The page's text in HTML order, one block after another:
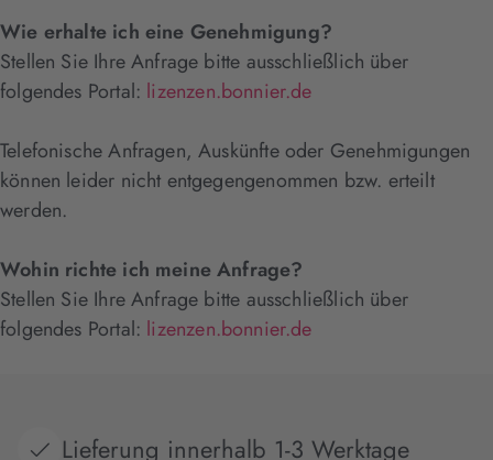
Wie erhalte ich eine Genehmigung?
Stellen Sie Ihre Anfrage bitte ausschließlich über
folgendes Portal: lizenzen.bonnier.de
Telefonische Anfragen, Auskünfte oder Genehmigungen
können leider nicht entgegengenommen bzw. erteilt
werden.
Wohin richte ich meine Anfrage?
Stellen Sie Ihre Anfrage bitte ausschließlich über
folgendes Portal: lizenzen.bonnier.de
Lieferung innerhalb 1-3 Werktage